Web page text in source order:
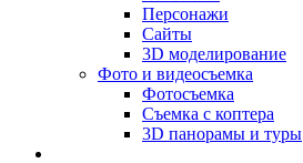
Персонажи
Сайты
3D моделирование
Фото и видеосъемка
Фотосъемка
Съемка с коптера
3D панорамы и туры